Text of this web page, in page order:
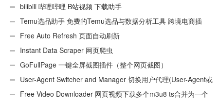
bilibili 哔哩哔哩 B站视频 下载助手
Temu选品助手 免费的Temu选品与数据分析工具 跨境电商插
件 Free Auto Refresh 页面自动刷新
Instant Data Scraper 网页爬虫
GoFullPage 一键全屏截图插件（整个网页截图）
User-Agent Switcher and Manager 切换用户代理(User-Agent或
UA)Free Video Downloader 网页视频下载多个m3u8 ts合并为一个